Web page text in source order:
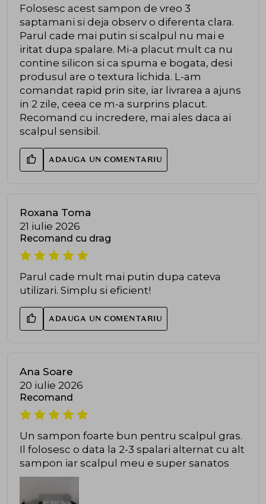
Folosesc acest sampon de vreo 3
saptamani si deja observ o diferenta clara.
Parul cade mai putin si scalpul nu mai e
iritat dupa spalare. Mi-a placut mult ca nu
contine silicon si ca spuma e bogata, desi
produsul are o textura lichida. L-am
comandat rapid prin site, iar livrarea a ajuns
in 2 zile, ceea ce m-a surprins placut.
Recomand cu incredere, mai ales daca ai
scalpul sensibil.
ADAUGA UN COMENTARIU
Roxana Toma
21 iulie 2026
Recomand cu drag
Parul cade mult mai putin dupa cateva
utilizari. Simplu si eficient!
ADAUGA UN COMENTARIU
Ana Soare
20 iulie 2026
Recomand
Un sampon foarte bun pentru scalpul gras.
Il folosesc o data la 2-3 spalari alternat cu alt
sampon iar scalpul meu e super sanatos